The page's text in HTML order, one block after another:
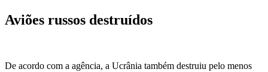
Aviões russos destruídos
De acordo com a agência, a Ucrânia também destruiu pelo menos